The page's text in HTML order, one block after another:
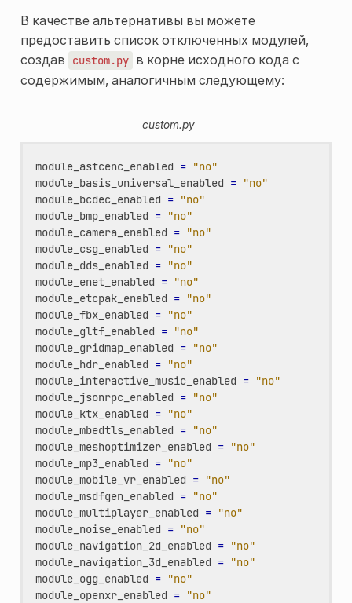
В качестве альтернативы вы можете
предоставить список отключенных модулей,
создав
custom.py в корне исходного кода с
содержимым, аналогичным следующему:
custom.py
module_astcenc_enabled = "no"
module_basis_universal_enabled = "no"
module_bcdec_enabled = "no"
module_bmp_enabled = "no"
module_camera_enabled = "no"
module_csg_enabled = "no"
module_dds_enabled = "no"
module_enet_enabled = "no"
module_etcpak_enabled = "no"
module_fbx_enabled = "no"
module_gltf_enabled = "no"
module_gridmap_enabled = "no"
module_hdr_enabled = "no"
module_interactive_music_enabled = "no"
module_jsonrpc_enabled = "no"
module_ktx_enabled = "no"
module_mbedtls_enabled = "no"
module_meshoptimizer_enabled = "no"
module_mp3_enabled = "no"
module_mobile_vr_enabled = "no"
module_msdfgen_enabled = "no"
module_multiplayer_enabled = "no"
module_noise_enabled = "no"
module_navigation_2d_enabled = "no"
module_navigation_3d_enabled = "no"
module_ogg_enabled = "no"
module_openxr_enabled = "no"